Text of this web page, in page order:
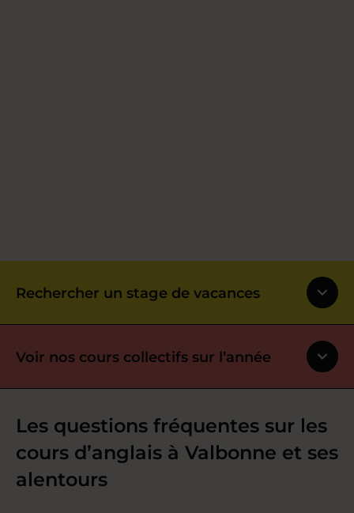
Rechercher un stage de vacances
Voir nos cours collectifs sur l’année
Les questions fréquentes sur les
cours d’anglais à Valbonne et ses
alentours